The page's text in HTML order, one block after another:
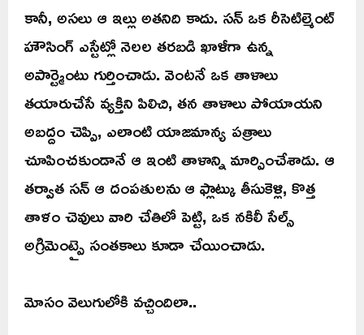
కానీ, అసలు ఆ ఇల్లు అతనిది కాదు. సన్ ఒక రీసెటిల్మెంట్
హౌసింగ్ ఎస్టేట్లో నెలల తరబడి ఖాళీగా ఉన్న
అపార్ట్మెంటు గుర్తించాడు. వెంటనే ఒక తాళాలు
తయారుచేసే వ్యక్తిని పిలిచి, తన తాళాలు పోయాయని
అబద్దం చెప్పి, ఎలాంటి యాజమాన్య పత్రాలు
చూపించకుండానే ఆ ఇంటి తాళాన్ని మార్పించేశాడు. ఆ
తర్వాత సన్ ఆ దంపతులను ఆ ఫ్లాట్కు తీసుకెళ్లి, కొత్త
తాళం చెవులు వారి చేతిలో పెట్టి, ఒక నకిలీ సేల్స్
అగ్రిమెంట్పై సంతకాలు కూడా చేయించాడు.
మోసం వెలుగులోకి వచ్చిందిలా..